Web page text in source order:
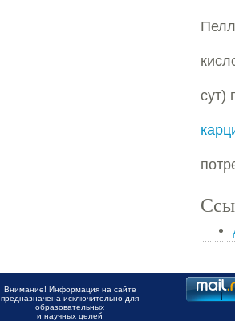
сут)
Внимание! Информация на сайте
предназначена исключительно для
образовательных
и научных целей